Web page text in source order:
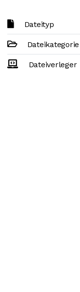
Dateityp
Dateikategorie
Dateiverleger